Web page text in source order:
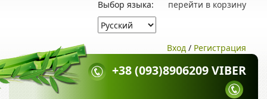
перейти в корзину
Выбор языка:
Вход / Регистрация
+38 (093)8906209 VIBER